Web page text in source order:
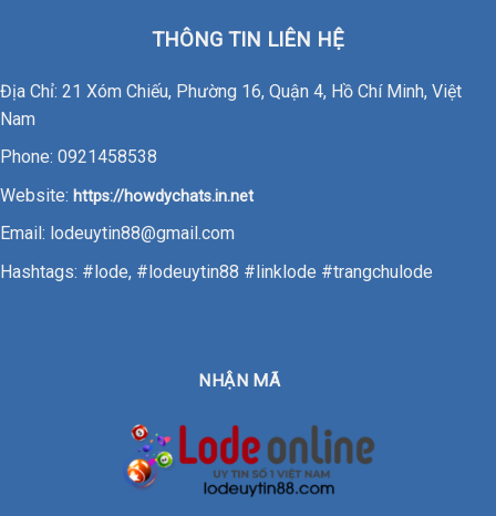
THÔNG TIN LIÊN HỆ
Địa Chỉ: 21 Xóm Chiếu, Phường 16, Quận 4, Hồ Chí Minh, Việt
Nam
Phone: 0921458538
Website: https://howdychats.in.net
Email: lodeuytin88@gmail.com
Hashtags: #lode, #lodeuytin88 #linklode #trangchulode
NHẬN MÃ